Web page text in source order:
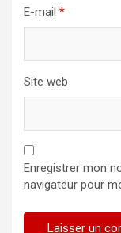
E-mail *
Site web
Enregistrer mon
navigateur pour